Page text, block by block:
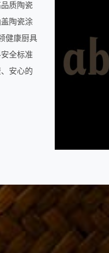
质陶瓷
陶瓷涂
健康厨具
全标准
安心的